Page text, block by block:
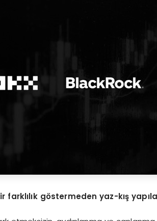
farklılık göstermeden yaz-kış